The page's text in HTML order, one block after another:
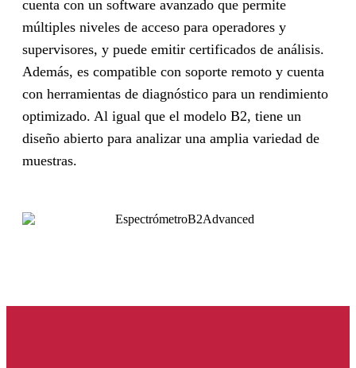
cuenta con un software avanzado que permite
múltiples niveles de acceso para operadores y
supervisores, y puede emitir certificados de análisis.
Además, es compatible con soporte remoto y cuenta
con herramientas de diagnóstico para un rendimiento
optimizado. Al igual que el modelo B2, tiene un
diseño abierto para analizar una amplia variedad de
muestras.